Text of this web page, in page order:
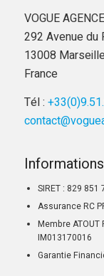
VOGUE
292 Avenue du
13008
France
Tél :
SIRET : 829 851
Assurance RC
Membre ATOUT
IM013170016
Garantie